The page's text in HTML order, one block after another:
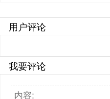
用户评论
我要评论